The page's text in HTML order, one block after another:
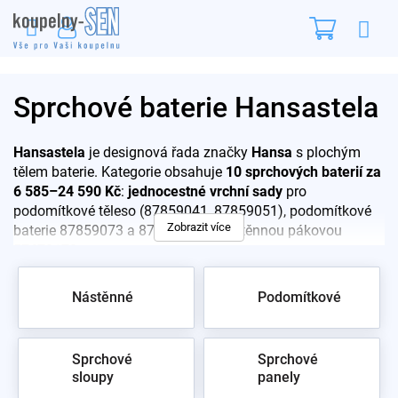
na
obsah
Sprchové baterie Hansastela
Hansastela je designová řada značky Hansa s plochým
tělem baterie. Kategorie obsahuje 10 sprchových baterií za
6 585–24 590 Kč: jednocestné vrchní sady pro
podomítkové těleso (87859041, 87859051), podomítkové
baterie 87859073 a 87859173 a nástěnnou pákovou
87859041 –jednocestná vrchní sadapro
podomítkové těleso
44569573 – podomítková baterie vyšší hladiny
Zobrazit více
Nástěnné Podomítkové
Sprchové
sloupy
Sprchové
panely